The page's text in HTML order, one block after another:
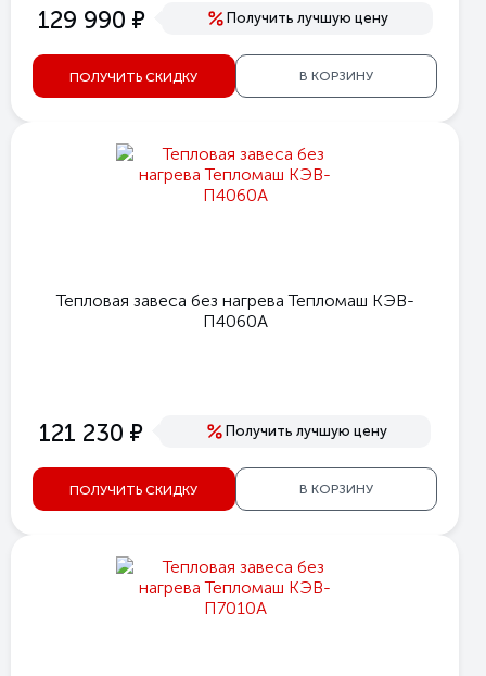
129 990 е Получить лучшую цену
ПОЛУЧИТЬ СКИДКУ В КОРЗИНУ
Тепловая завеса без нагрева Тепломаш КЭВ-
П4060А
121 230 е Получить лучшую цену
ПОЛУЧИТЬ СКИДКУ В КОРЗИНУ